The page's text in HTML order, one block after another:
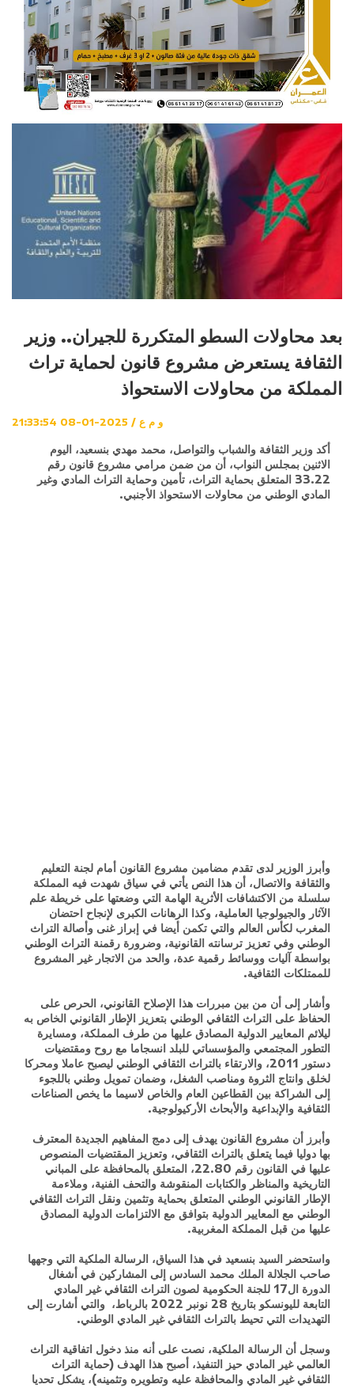
بعد محاولات السطو المتكررة للجيران.. وزير
الثقافة يستعرض مشروع قانون لحماية تراث
المملكة من محاولات الاستحواذ
و م ع / 2025-01-08 21:33:54
أكد وزير الثقافة والشباب والتواصل، محمد مهدي بنسعيد، اليوم
الاثنين بمجلس النواب، أن من ضمن مرامي مشروع قانون رقم
33.22 المتعلق بحماية التراث، تأمين وحماية التراث المادي وغير
المادي الوطني من محاولات الاستحواذ الأجنبي.
وأبرز الوزير لدى تقدم مضامين مشروع القانون أمام لجنة التعليم
والثقافة والاتصال، أن هذا النص يأتي في سياق شهدت فيه المملكة
سلسلة من الاكتشافات الأثرية الهامة التي وضعتها على خريطة علم
الآثار والجيولوجيا العاملية، وكذا الرهانات الكبرى لإنجاح احتضان
المغرب لكأس العالم والتي تكمن أيضا في إبراز غنى وأصالة التراث
الوطني وفي تعزيز ترسانته القانونية، وضرورة رقمنة التراث الوطني
بواسطة آليات ووسائط رقمية عدة، والحد من الاتجار غير المشروع
للممتلكات الثقافية.
وأشار إلى أن من بين مبررات هذا الإصلاح القانوني، الحرص على
الحفاظ على التراث الثقافي الوطني بتعزيز الإطار القانوني الخاص به
ليلائم المعايير الدولية المصادق عليها من طرف المملكة، ومسايرة
التطور المجتمعي والمؤسساتي للبلد انسجاما مع روح ومقتضيات
دستور 2011، والارتقاء بالتراث الثقافي الوطني ليصبح عاملا ومحركا
لخلق وانتاج الثروة ومناصب الشغل، وضمان تمويل وطني باللجوء
إلى الشراكة بين القطاعين العام والخاص لاسيما ما يخص الصناعات
الثقافية والإبداعية والأبحاث الأركيولوجية.
وأبرز أن مشروع القانون يهدف إلى دمج المفاهيم الجديدة المعترف
بها دوليا فيما يتعلق بالتراث الثقافي، وتعزيز المقتضيات المنصوص
عليها في القانون رقم 22.80، المتعلق بالمحافظة على المباني
التاريخية والمناظر والكتابات المنقوشة والتحف الفنية، وملاءمة
الإطار القانوني الوطني المتعلق بحماية وتثمين ونقل التراث الثقافي
الوطني مع المعايير الدولية بتوافق مع الالتزامات الدولية المصادق
عليها من قبل المملكة المغربية.
واستحضر السيد بنسعيد في هذا السياق، الرسالة الملكية التي وجهها
صاحب الجلالة الملك محمد السادس إلى المشاركين في أشغال
الدورة ال17 للجنة الحكومية لصون التراث الثقافي غير المادي
التابعة لليونسكو بتاريخ 28 نونبر 2022 بالرباط، والتي أشارت إلى
التهديدات التي تحيط بالتراث الثقافي غير المادي الوطني.
وسجل أن الرسالة الملكية، نصت على أنه منذ دخول اتفاقية التراث
العالمي غير المادي حيز التنفيذ، أصبح هذا الهدف (حماية التراث
الثقافي غير المادي والمحافظة عليه وتطويره وتثمينه)، يشكل تحديا